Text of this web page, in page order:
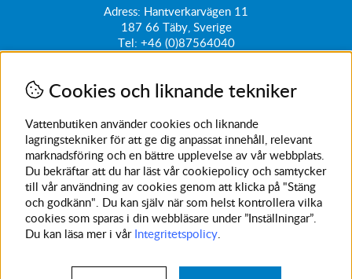
Adress: Hantverkarvägen 11
187 66 Täby, Sverige
Tel: +46 (0)87564040
kundtjanst@vattenbutiken.se
Få vårt nyhetsbrev
Ange din e-post nedan för att ta del av nyheter och
erbjudanden
SKICKA
Avanmäl nyhetsbrev
Cookies och liknande tekniker
Vattenbutiken använder cookies och liknande
lagringstekniker för att ge dig anpassat innehåll, relevant
marknadsföring och en bättre upplevelse av vår webbplats.
Du bekräftar att du har läst vår cookiepolicy och samtycker
till vår användning av cookies genom att klicka på "Stäng
och godkänn". Du kan själv när som helst kontrollera vilka
cookies som sparas i din webbläsare under ”Inställningar”.
Du kan läsa mer i vår Integritetspolicy.